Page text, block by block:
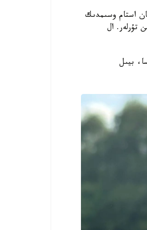
باي ەلدەردىڭ ءبىرى سانالادى. رەسپۋبليكا اۋماعىندا 6 مىڭنان استام وسىمدىك
تۇرلەر. ال
بيىل